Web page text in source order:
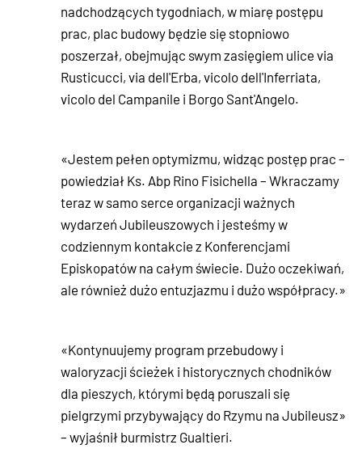
nadchodzących tygodniach, w miarę postępu
prac, plac budowy będzie się stopniowo
poszerzał, obejmując swym zasięgiem ulice via
Rusticucci, via dell'Erba, vicolo dell'Inferriata,
vicolo del Campanile i Borgo Sant'Angelo.
«Jestem pełen optymizmu, widząc postęp prac –
powiedział Ks. Abp Rino Fisichella – Wkraczamy
teraz w samo serce organizacji ważnych
wydarzeń Jubileuszowych i jesteśmy w
codziennym kontakcie z Konferencjami
Episkopatów na całym świecie. Dużo oczekiwań,
ale również dużo entuzjazmu i dużo współpracy.»
«Kontynuujemy program przebudowy i
waloryzacji ścieżek i historycznych chodników
dla pieszych, którymi będą poruszali się
pielgrzymi przybywający do Rzymu na Jubileusz»
– wyjaśnił burmistrz Gualtieri.